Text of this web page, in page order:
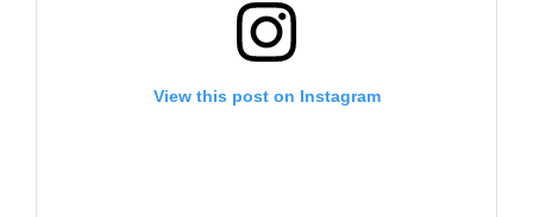
View this post on Instagram